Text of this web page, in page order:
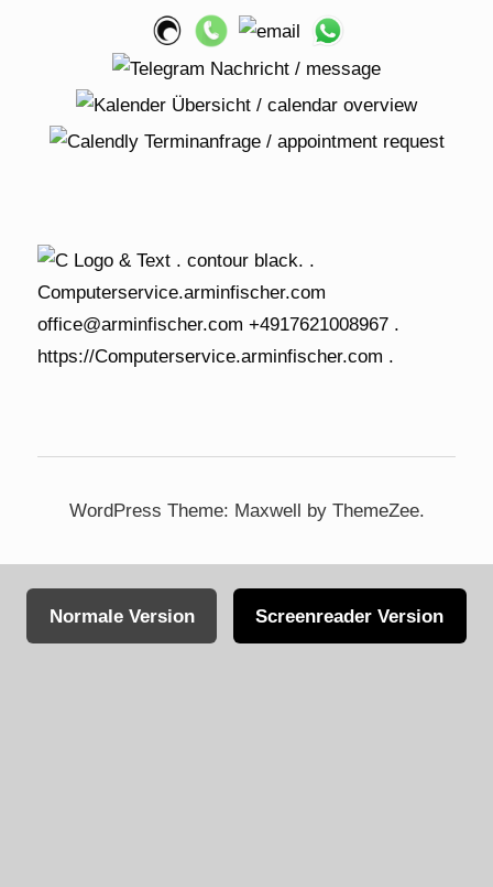
WordPress Theme: Maxwell by ThemeZee.
Normale Version Screenreader Version